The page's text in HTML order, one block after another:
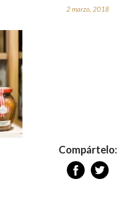
2 marzo, 2018
Compártelo: